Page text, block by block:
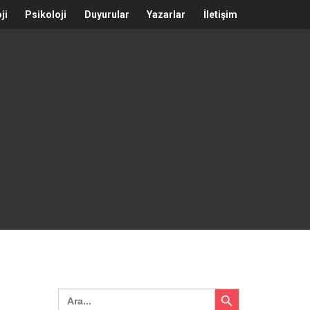
Psikoloji Duyurular Yazarlar İletişim
Search
for:
Search Button